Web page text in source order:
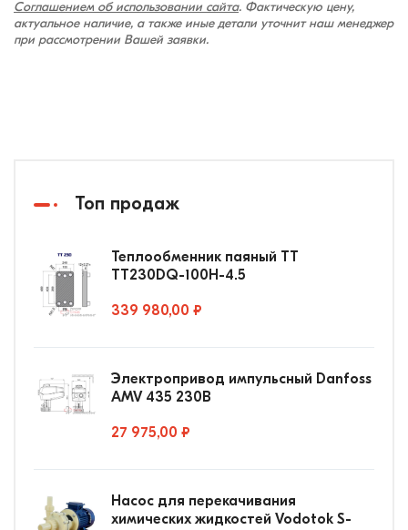
Соглашением об использовании сайта. Фактическую цену,
актуальное наличие, а также иные детали уточнит наш менеджер
при рассмотрении Вашей заявки.
Топ продаж
Теплообменник паяный ТТ
ТТ230DQ-100Н-4.5
339 980,00 ₽
Электропривод импульсный Danfoss
AMV 435 230В
27 975,00 ₽
Насос для перекачивания
химических жидкостей Vodotok S-